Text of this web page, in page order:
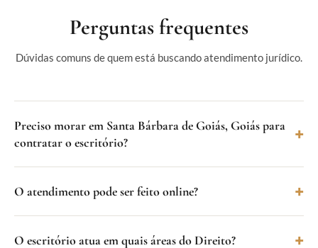
Perguntas frequentes
Dúvidas comuns de quem está buscando atendimento jurídico.
Preciso morar em Santa Bárbara de Goiás, Goiás para
contratar o escritório?
O atendimento pode ser feito online?
O escritório atua em quais áreas do Direito?